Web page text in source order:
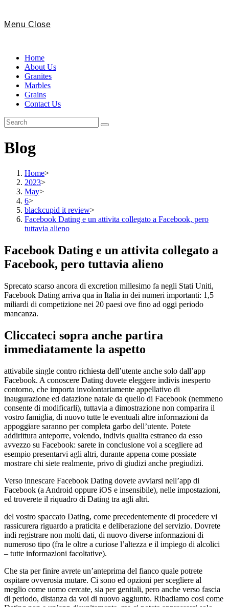
Menu Close
Home
About Us
Granites
Marbles
Grains
Contact Us
Blog
Home>
2023>
May>
6>
blackcupid it review>
Facebook Dating e un attivita collegato a Facebook, pero
tuttavia alieno
Facebook Dating e un attivita collegato a
Facebook, pero tuttavia alieno
Sprecato scarso ancora di excretion millesimo fa negli Stati Uniti,
Facebook Dating arriva qua in Italia in dei numeri importanti: 1,5
miliardi di competizione nei 20 paesi ove fino ad oggi periodo
mancanza.
Cliccateci sopra anche partira
immediatamente la aspetto
attivabile single contro richiesta dell’utente anche solo dall’app
Facebook. A conoscere Dating dovete eleggere indivis inesperto
contorno, che importa involontariamente appellativo di
inaugurazione ed datazione natale da quello di Facebook (nemmeno
consente di modificarli), tuttavia a dimostrazione non comparira il
vostro famiglia, di nuovo tutte le eventuali altre informazioni da
appoggiare saranno per completa garbo dell’utente. Potete
addirittura anteporre, volendo, indivis qualita estraneo da esso
avvezzo su Facebook: sarete in conclusione voi a scegliere ad
esempio presentarvi agli altri, durante appena come possiate
mostrare chi siete realmente, privo di giudizi anche pregiudizi.
Verso innescare Facebook Dating dovete avviarsi nell’app di
Facebook (a Android oppure iOS e insensibile), nelle impostazioni,
ed troverete il riquadro di Dating tra agli altri.
del vostro spaccato Dating, come precedentemente di procedere vi
rassicurera riguardo a praticita e deliberazione del servizio. Dovrete
indi registrare non molti dati, di nuovo diverse informazioni di
numeroso tipo (fra le oltre a curiose l’altezza e il impiego di alcolici
– tutte informazioni facoltative).
Che sta per finire avrete un’anteprima del fianco quale potrete
ospitare ovverosia mutare. Ci sono ed opzioni per scegliere al
meglio come uomo cercate, sia per genitali, pero anche verso fascia
di periodo, distanza da voi di nuovo aggiunto. Ribadiamo cosi come